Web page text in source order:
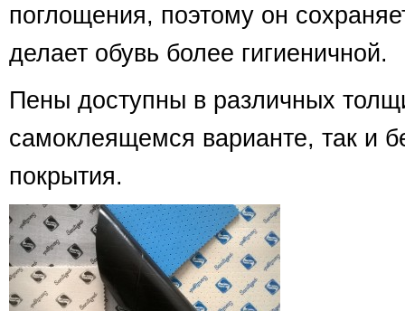
поглощения, поэтому он
делает обувь более гигиеничной.
Пены доступны в различных
самоклеящемся варианте, так и
покрытия.